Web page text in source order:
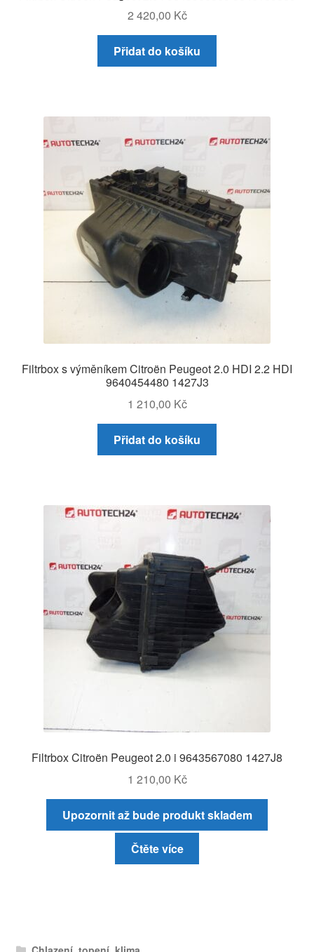
2 420,00 Kč
Přidat do košíku
Filtrbox s výměníkem Citroën Peugeot 2.0 HDI 2.2 HDI
9640454480 1427J3
1 210,00 Kč
Přidat do košíku
Filtrbox Citroën Peugeot 2.0 i 9643567080 1427J8
1 210,00 Kč
Upozornit až bude produkt skladem
Čtěte více